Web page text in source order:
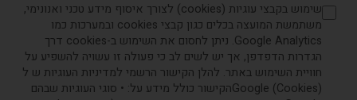
שימוש בקבצי עוגיות (cookies) לצורך איסוף מידע טכני ואנונימי,
משתמשת המועצה בכלים כגון קבצי cookies ובמערכות כמו
Google Analytics. ניתן לחסום את השימוש ב-cookies דרך
הגדרות הדפדפן, אך יש לשים לב כי פעולה זו עשויה להשפיע על
חוויית השימוש באתר. להלן הקישור הרשמי למדיניות העוגיות ש ל
(Cookies) Googleהקישור כולל מידע על: • סוגי העוגיות שבהם